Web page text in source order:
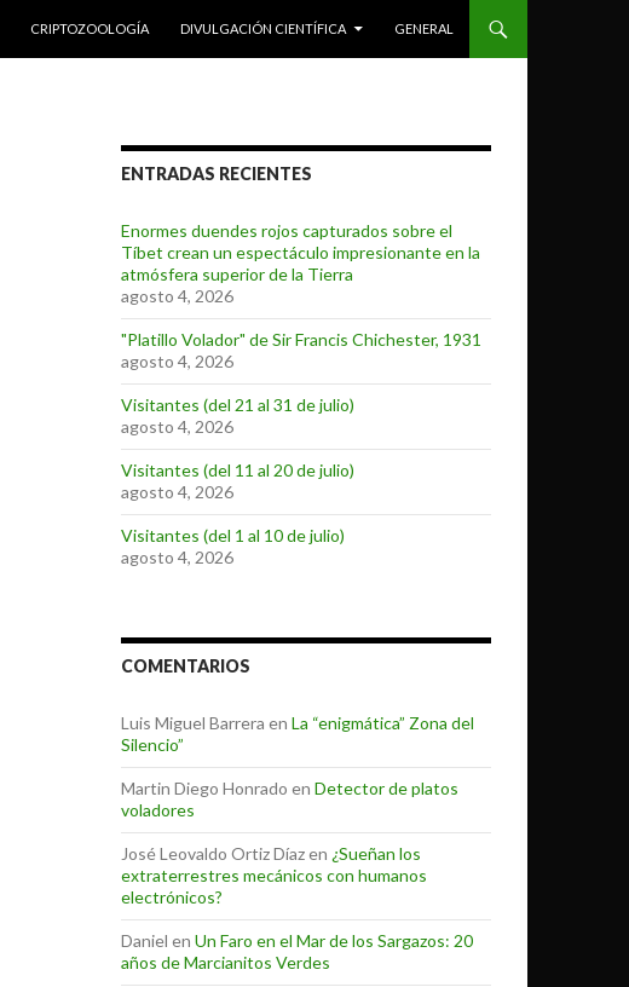
CRIPTOZOOLOGÍA DIVULGACIÓN CIENTÍFICA GENERAL
ENTRADAS RECIENTES
Enormes duendes rojos capturados sobre el
Tíbet crean un espectáculo impresionante en la
atmósfera superior de la Tierra
agosto 4, 2026
"Platillo Volador" de Sir Francis Chichester, 1931
agosto 4, 2026
Visitantes (del 21 al 31 de julio)
agosto 4, 2026
Visitantes (del 11 al 20 de julio)
agosto 4, 2026
Visitantes (del 1 al 10 de julio)
agosto 4, 2026
COMENTARIOS
Luis Miguel Barrera en La “enigmática” Zona del
Silencio”
Martin Diego Honrado en Detector de platos
voladores
José Leovaldo Ortiz Díazen ¿Sueñan los
extraterrestres mecánicos con humanos
electrónicos?
Daniel en Un Faro en el Mar de los Sargazos: 20
años de Marcianitos Verdes